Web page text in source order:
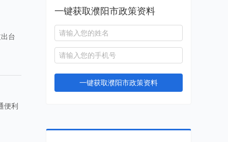
台
便利
一键获取濮阳市政策资料
一键获取濮阳市政策资料